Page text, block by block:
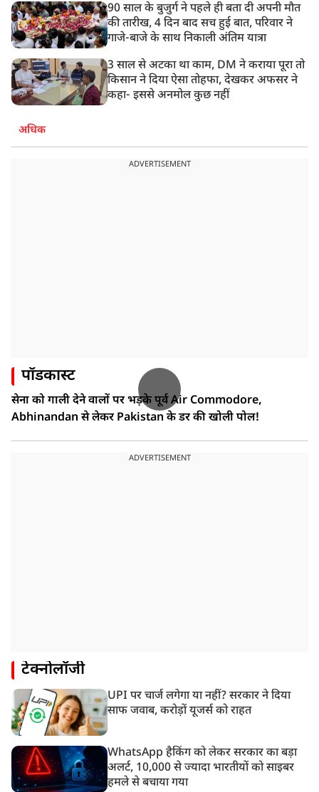
90 साल के बुजुर्ग ने पहले ही बता दी अपनी मौत
की तारीख, 4 दिन बाद सच हुई बात, परिवार ने
गाजे-बाजे के साथ निकाली अंतिम यात्रा
3 साल से अटका था काम, DM ने कराया पूरा तो
किसान ने दिया ऐसा तोहफा, देखकर अफसर ने
कहा- इससे अनमोल कुछ नहीं
अधिक
ADVERTISEMENT
पॉडकास्ट
सेना को गाली देने वालों पर भड़के पूर्व Air Commodore,
Abhinandan से लेकर Pakistan के डर की खोली पोल!
ADVERTISEMENT
टेक्नोलॉजी
UPI पर चार्ज लगेगा या नहीं? सरकार ने दिया
साफ जवाब, करोड़ों यूजर्स को राहत
WhatsApp हैकिंग को लेकर सरकार का बड़ा
अलर्ट, 10,000 से ज्यादा भारतीयों को साइबर
हमले से बचाया गया